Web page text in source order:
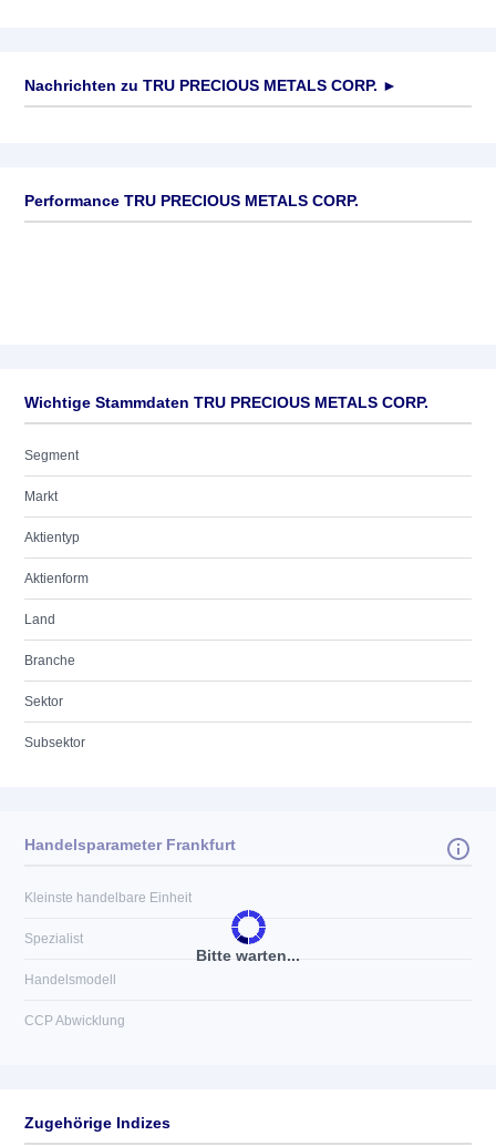
Nachrichten zu TRU PRECIOUS METALS CORP. ►
Performance TRU PRECIOUS METALS CORP.
Wichtige Stammdaten TRU PRECIOUS METALS CORP.
Segment
Markt
Aktientyp
Aktienform
Land
Branche
Sektor
Subsektor
Bitte warten...
Handelsparameter Frankfurt
Kleinste handelbare Einheit
Spezialist
Handelsmodell
CCP Abwicklung
Zugehörige Indizes